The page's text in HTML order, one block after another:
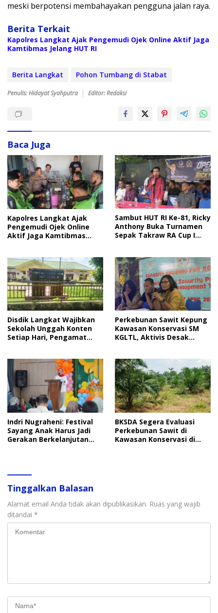
meski berpotensi membahayakan pengguna jalan raya.
Berita Terkait
Kapolres Langkat Ajak Pengemudi Ojek Online Aktif Jaga
Kamtibmas Jelang HUT RI
Berita Langkat Pohon Tumbang di Stabat
Penulis: Hidayat Syahputra Editor: Redaksi
Baca Juga
Kapolres Langkat Ajak
Pengemudi Ojek Online
Aktif Jaga Kamtibmas
Sambut HUT RI Ke-81, Ricky
Anthony Buka Turnamen
Sepak Takraw RA Cup I
Disdik Langkat Wajibkan
Sekolah Unggah Konten
Setiap Hari, Pengamat
Perkebunan Sawit Kepung
Kawasan Konservasi SM
KGLTL, Aktivis Desak
Indri Nugraheni: Festival
Sayang Anak Harus Jadi
Gerakan Berkelanjutan
BKSDA Segera Evaluasi
Perkebunan Sawit di
Kawasan Konservasi di
Tinggalkan Balasan
Alamat email Anda tidak akan dipublikasikan. Ruas yang wajib
ditandai *